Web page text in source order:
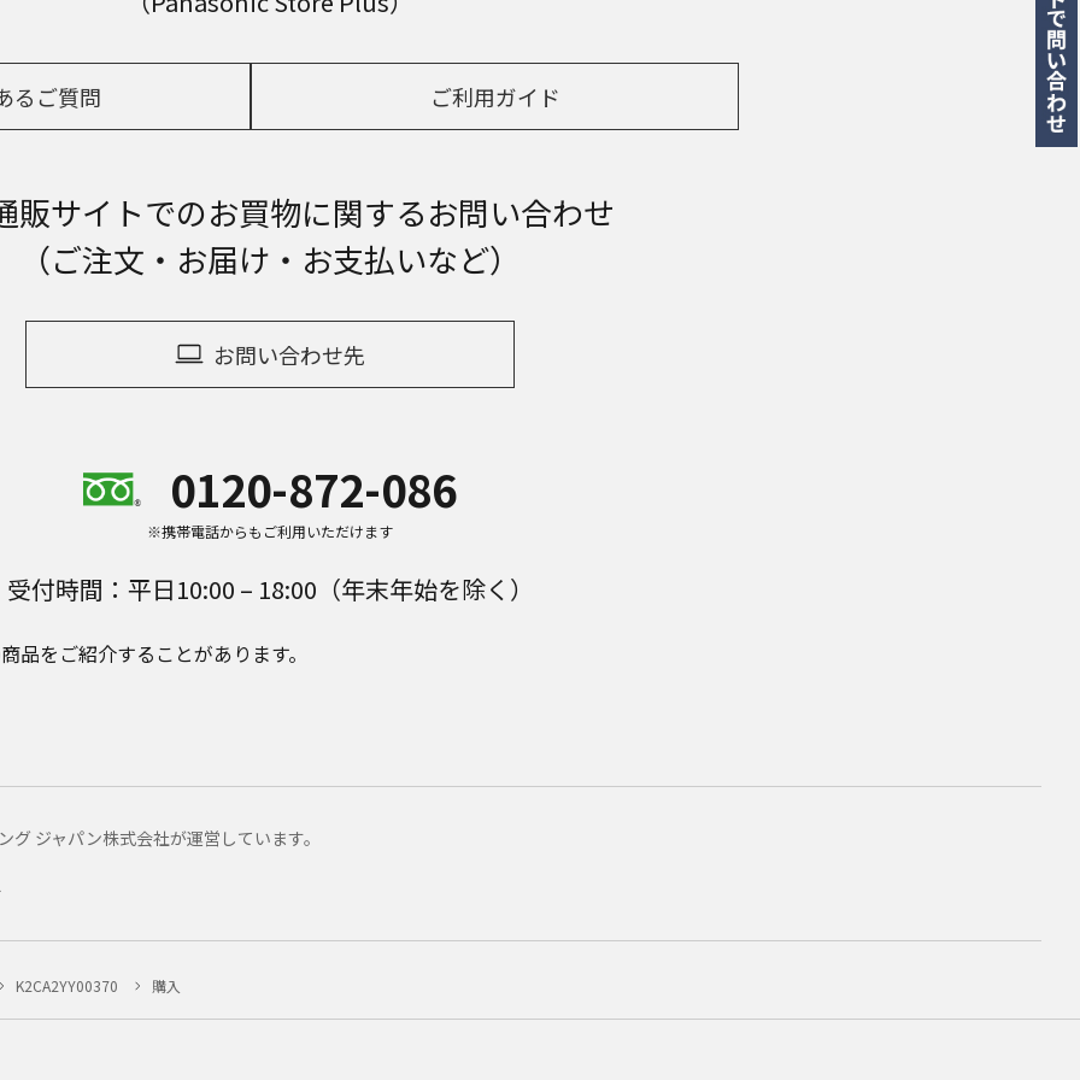
るご質問 ご利用ガイド
販サイトでのお買物に関するお問い合わせ
（ご注文・お届け・お支払いなど）
お問い合わせ先
0120-872-086
※携帯電話からもご利用いただけます
受付時間：平日10:00 – 18:00（年末年始を除く）
品をご紹介することがあります。
ジャパン株式会社が運営しています。
K2CA2YY00370 購入